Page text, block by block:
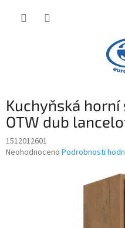
Kuchyňská horní
OTW dub
1512012601
Průměrné
Neohodnoceno Podrobnosti